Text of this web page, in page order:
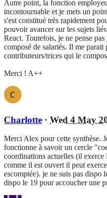
Autre point, la fonction
incontournable et je mets un
s'est constitué très rapidement
pouvoir avancer sur les sujets
React. Toutefois, je ne pense
composé de salariés. Il me
contributeurs/trices qui le
Merci ! A++
Charlotte · Wed 4 May
Merci Alex pour cette synthèse.
fonctionne à savoir un cercle
coordinations actuelles (il
comme il est ouvert il peut
escomptée). je ne suis pas
dispo le 19 pour accoucher une